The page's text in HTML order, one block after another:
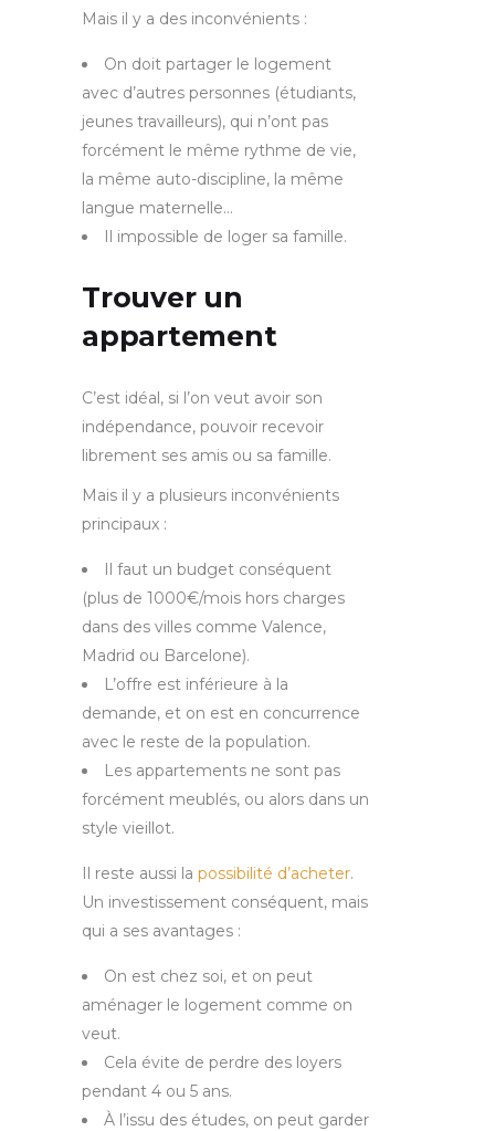
Mais il y a des inconvénients :
On doit partager le logement
avec d’autres personnes (étudiants,
jeunes travailleurs), qui n’ont pas
forcément le même rythme de vie,
la même auto-discipline, la même
langue maternelle…
Il impossible de loger sa famille.
Trouver un
appartement
C’est idéal, si l’on veut avoir son
indépendance, pouvoir recevoir
librement ses amis ou sa famille.
Mais il y a plusieurs inconvénients
principaux :
Il faut un budget conséquent
(plus de 1000€/mois hors charges
dans des villes comme Valence,
Madrid ou Barcelone).
L’offre est inférieure à la
demande, et on est en concurrence
avec le reste de la population.
Les appartements ne sont pas
forcément meublés, ou alors dans un
style vieillot.
Il reste aussi la possibilité d’acheter.
Un investissement conséquent, mais
qui a ses avantages :
On est chez soi, et on peut
aménager le logement comme on
veut.
Cela évite de perdre des loyers
pendant 4 ou 5 ans.
À l’issu des études, on peut garder